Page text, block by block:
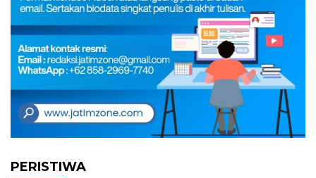
PERISTIWA